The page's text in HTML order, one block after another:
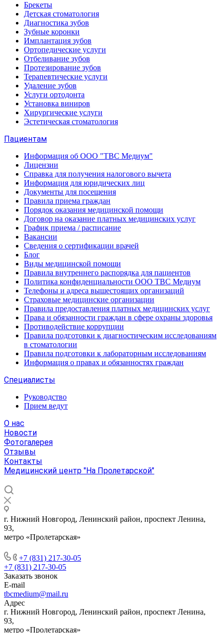
Брекеты
Детская стоматология
Диагностика зубов
Зубные коронки
Имплантация зубов
Ортопедические услуги
Отбеливание зубов
Протезирование зубов
Терапевтические услуги
Удаление зубов
Услуги ортодонта
Установка виниров
Хирургические услуги
Эстетическая стоматология
Пациентам
Информация об ООО "ТВС Медиум"
Лицензии
Справка для получения налогового вычета
Информация для юридических лиц
Документы для посещения
Правила приема граждан
Порядок оказания медицинской помощи
Договор на оказание платных медицинских услуг
График приема / расписание
Вакансии
Сведения о сертификации врачей
Блог
Виды медицинской помощи
Правила внутреннего распорядка для пациентов
Политика конфиденциальности ООО ТВС Медиум
Телефоны и адреса вышестоящих организаций
Страховые медицинские организации
Правила предоставления платных медицинских услуг
Права и обязанности граждан в сфере охраны здоровья
Противодействие коррупции
Правила подготовки к диагностическим исследованиям
в стоматологии
Правила подготовки к лабораторным исследованиям
Информация о правах и обязанностях граждан
Специалисты
Руководство
Прием ведут
О нас
Новости
Фотогалерея
Отзывы
Контакты
Медицинский центр "На Пролетарской"
г. Нижний Новгород, Ленинский район, проспект Ленина,
93,
метро «Пролетарская»
+7 (831) 217-30-05
+7 (831) 217-30-05
Заказать звонок
E-mail
tbcmedium@mail.ru
Адрес
г. Нижний Новгород, Ленинский район, проспект Ленина,
93,
метро «Пролетарская»